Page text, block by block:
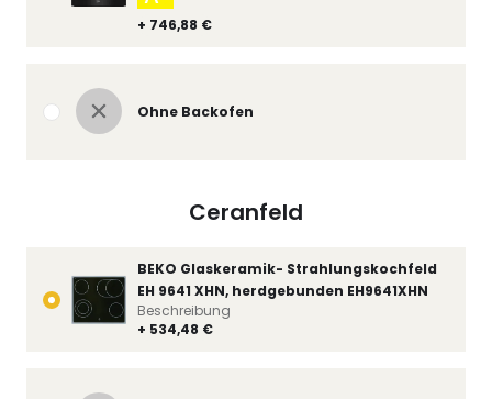
+ 746,88 €
Ohne Backofen
Ceranfeld
BEKO Glaskeramik- Strahlungskochfeld
EH 9641 XHN, herdgebunden EH9641XHN
+ 534,48 €
Beschreibung